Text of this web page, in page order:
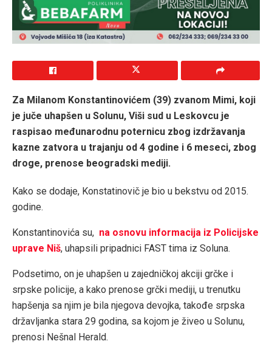
Za Milanom Konstantinovićem (39) zvanom Mimi, koji
je juče uhapšen u Solunu, Viši sud u Leskovcu je
raspisao međunarodnu poternicu zbog izdržavanja
kazne zatvora u trajanju od 4 godine i 6 meseci, zbog
droge, prenose beogradski mediji.
Kako se dodaje, Konstatinovič je bio u bekstvu od 2015.
godine.
Konstantinovića su, na osnovu informacija iz Policijske
uprave Niš, uhapsili pripadnici FAST tima iz Soluna.
Podsetimo, on je uhapšen u zajedničkoj akciji grčke i
srpske policije, a kako prenose grčki mediji, u trenutku
hapšenja sa njim je bila njegova devojka, takođe srpska
državljanka stara 29 godina, sa kojom je živeo u Solunu,
prenosi Nešnal Herald.